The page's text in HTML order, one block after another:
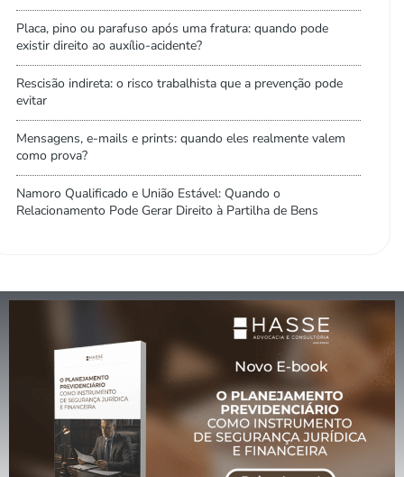
Placa, pino ou parafuso após uma fratura: quando pode
existir direito ao auxílio-acidente?
Rescisão indireta: o risco trabalhista que a prevenção pode
evitar
Mensagens, e-mails e prints: quando eles realmente valem
como prova?
Namoro Qualificado e União Estável: Quando o
Relacionamento Pode Gerar Direito à Partilha de Bens